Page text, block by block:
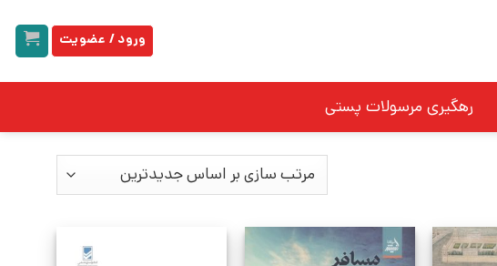
ورود / عضویت
رهگیری مرسولات پستی